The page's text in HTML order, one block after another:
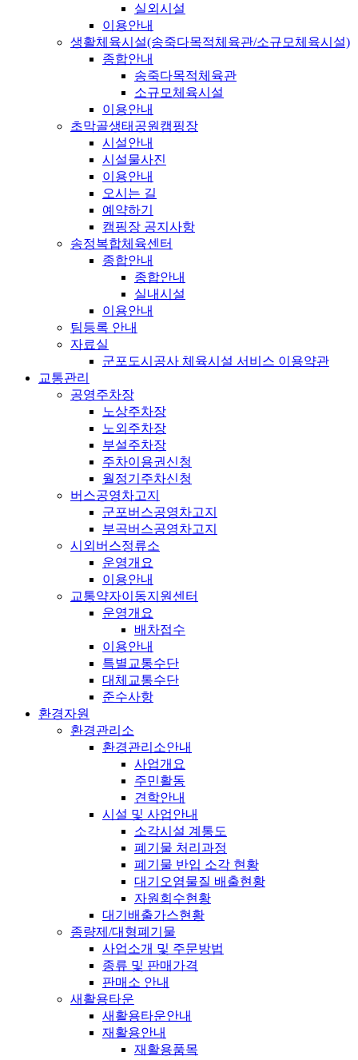
실외시설
이용안내
생활체육시설(송죽다목적체육관/소규모체육시설)
종합안내
송죽다목적체육관
소규모체육시설
이용안내
초막골생태공원캠핑장
시설안내
시설물사진
이용안내
오시는 길
예약하기
캠핑장 공지사항
송정복합체육센터
종합안내
종합안내
실내시설
이용안내
팀등록 안내
자료실
군포도시공사 체육시설 서비스 이용약관
교통관리
공영주차장
노상주차장
노외주차장
부설주차장
주차이용권신청
월정기주차신청
버스공영차고지
군포버스공영차고지
부곡버스공영차고지
시외버스정류소
운영개요
이용안내
교통약자이동지원센터
운영개요
배차접수
이용안내
특별교통수단
대체교통수단
준수사항
환경자원
환경관리소
환경관리소안내
사업개요
주민활동
견학안내
시설 및 사업안내
소각시설 계통도
폐기물 처리과정
폐기물 반입 소각 현황
대기오염물질 배출현황
자원회수현황
대기배출가스현황
종량제/대형폐기물
사업소개 및 주문방법
종류 및 판매가격
판매소 안내
새활용타운
새활용타운안내
재활용안내
재활용품목